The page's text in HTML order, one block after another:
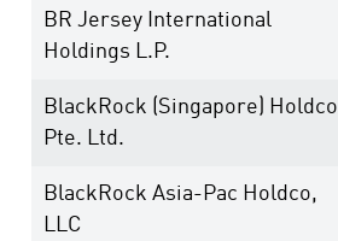
BR Jersey International
Holdings L.P.
BlackRock (Singapore) Holdco
Pte. Ltd.
BlackRock Asia-Pac Holdco,
LLC